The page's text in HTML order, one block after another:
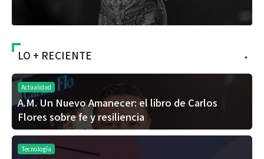
+
LO + RECIENTE
Actualidad
A.M. Un Nuevo Amanecer: el libro de Carlos
Flores sobre fe y resiliencia
Tecnología